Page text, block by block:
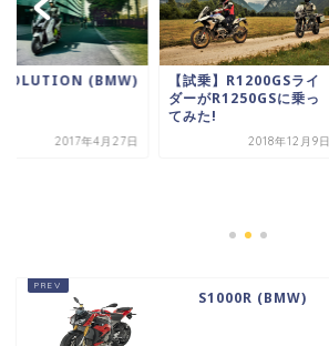
(BMW)
2017年4月27日
【試乗】R1200GSライ
ダーがR1250GSに乗っ
てみた!
2018年12月9日
S1000R (BMW)